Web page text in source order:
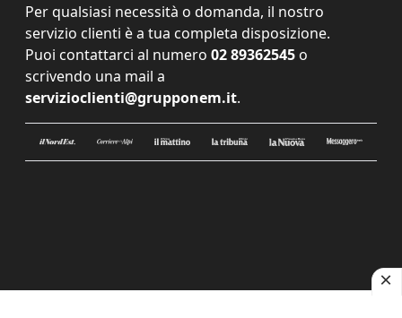
Per qualsiasi necessità o domanda, il nostro
servizio clienti è a tua completa disposizione.
Puoi contattarci al numero 02 89362545 o
scrivendo una mail a
servizioclienti@grupponem.it.